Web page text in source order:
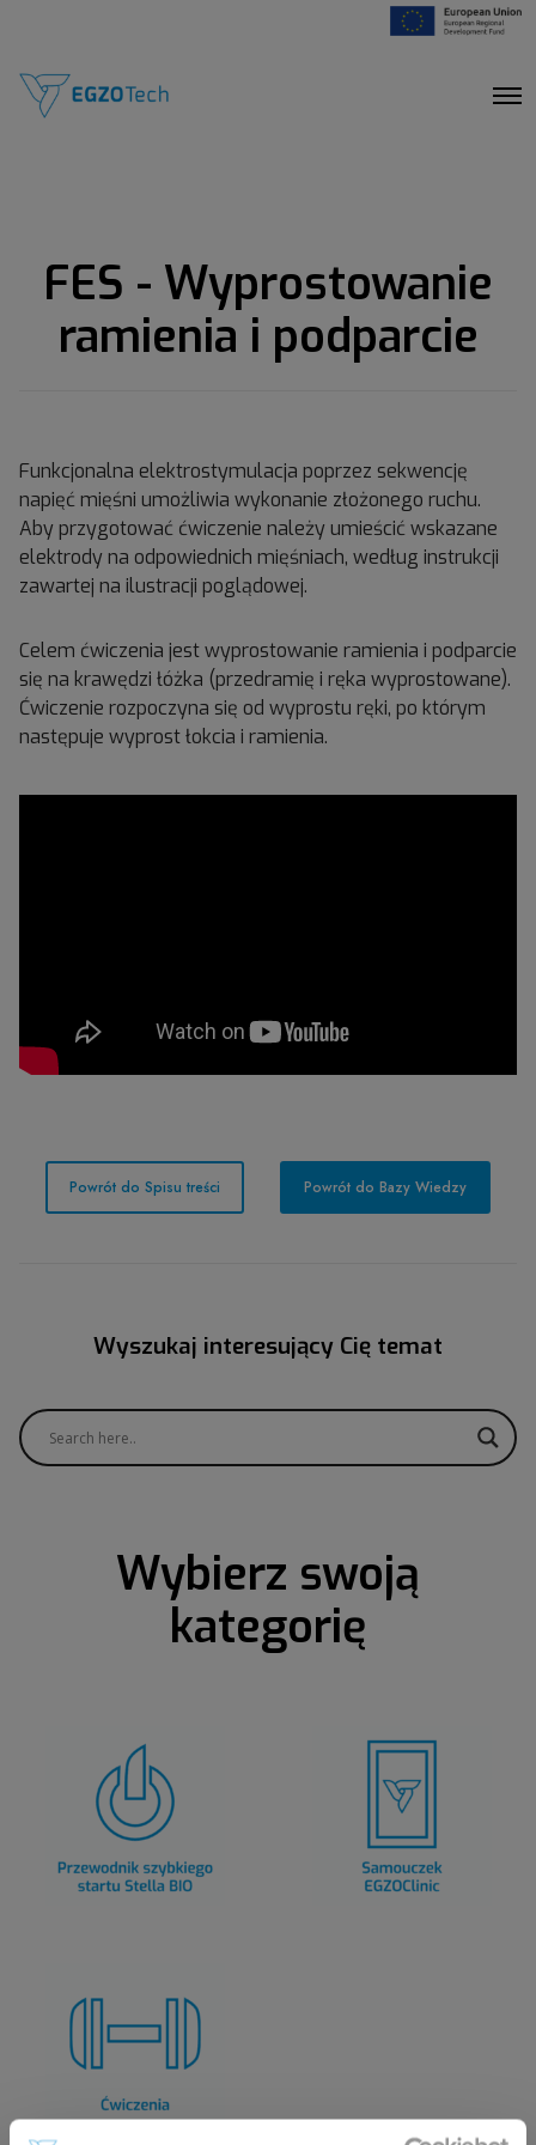
O
FES - Wyprostowanie
ramienia i podparcie
Funkcjonalna elektrostymulacja poprzez sekwencję
napięć mięśni umożliwia wykonanie złożonego ruchu.
Aby przygotować ćwiczenie należy umieścić wskazane
elektrody na odpowiednich mięśniach, według instrukcji
zawartej na ilustracji poglądowej.
Celem ćwiczenia jest wyprostowanie ramienia i podparcie
się na krawędzi łóżka (przedramię i ręka wyprostowane).
Ćwiczenie rozpoczyna się od wyprostu ręki, po którym
następuje wyprost łokcia i ramienia.
Powrót do Spisu treści Powrót do Bazy Wiedzy
Wyszukaj interesujący Cię temat
Wybierz swoją
kategorię